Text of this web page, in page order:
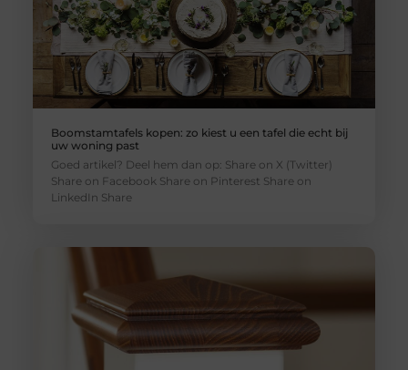
Boomstamtafels kopen: zo kiest u een tafel die echt bij
uw woning past
Goed artikel? Deel hem dan op: Share on X (Twitter)
Share on Facebook Share on Pinterest Share on
LinkedIn Share